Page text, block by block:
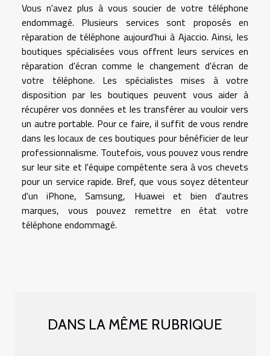
Vous n'avez plus à vous soucier de votre téléphone
endommagé. Plusieurs services sont proposés en
réparation de téléphone aujourd'hui à Ajaccio. Ainsi, les
boutiques spécialisées vous offrent leurs services en
réparation d'écran comme le changement d'écran de
votre téléphone. Les spécialistes mises à votre
disposition par les boutiques peuvent vous aider à
récupérer vos données et les transférer au vouloir vers
un autre portable. Pour ce faire, il suffit de vous rendre
dans les locaux de ces boutiques pour bénéficier de leur
professionnalisme. Toutefois, vous pouvez vous rendre
sur leur site et l'équipe compétente sera à vos chevets
pour un service rapide. Bref, que vous soyez détenteur
d'un iPhone, Samsung, Huawei et bien d'autres
marques, vous pouvez remettre en état votre
téléphone endommagé.
DANS LA MÊME RUBRIQUE